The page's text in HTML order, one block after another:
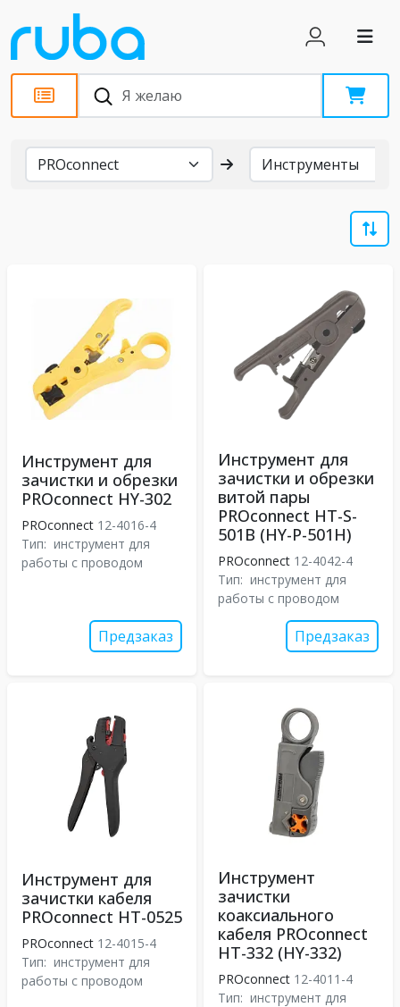
Бренды
Инструмент для
зачистки и обрезки
PROconnect HY-302
PROconnect 12-4016-4
Тип: инструмент для
работы с проводом
Предзаказ
Инструмент для
зачистки и обрезки
витой пары
PROconnect HT-S-
501B (HY-P-501H)
PROconnect 12-4042-4
Тип: инструмент для
работы с проводом
Предзаказ
Инструмент для
зачистки кабеля
PROconnect HT-0525
PROconnect 12-4015-4
Тип: инструмент для
работы с проводом
Инструмент
зачистки
коаксиального
кабеля PROconnect
HT-332 (HY-332)
PROconnect 12-4011-4
Тип: инструмент для